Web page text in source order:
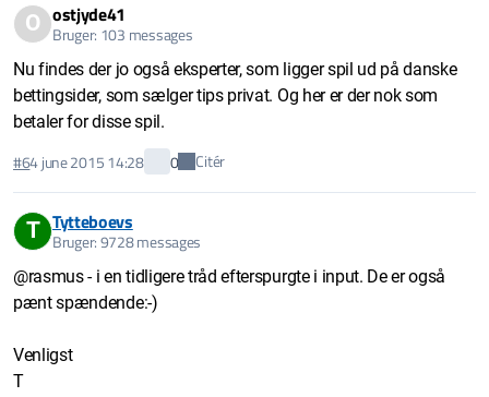
O ostjyde41
Bruger: 103 messages
Nu findes der jo også eksperter, som ligger spil ud på danske
bettingsider, som sælger tips privat. Og her er der nok som
betaler for disse spil.
#64 june 2015 14:28 0 Citér
T Tytteboevs
Bruger: 9728 messages
@rasmus - i en tidligere tråd efterspurgte i input. De er også
pænt spændende:-)
Venligst
T